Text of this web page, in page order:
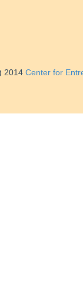
2014 Center for